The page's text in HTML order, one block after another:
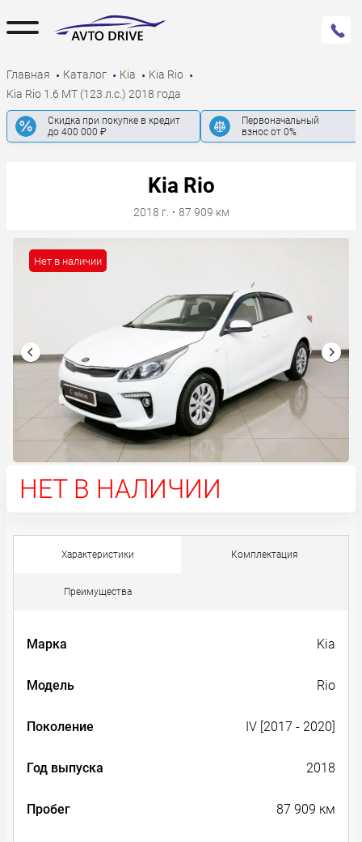
Главная Каталог Kia
Kia Rio
Kia Rio 1.6 MT (123 л.с.) 2018 года
Скидка при покупке в кредит
до 400 000 ₽
Первоначальный
взнос от 0%
НЕТ В НАЛИЧИИ
Kia Rio
2018 г. · 87 909 км
Нет в наличии
Характеристики Комплектация
Преимущества
Марка Kia
Модель Rio
Поколение IV [2017 - 2020]
Год выпуска 2018
Пробег 87 909 км